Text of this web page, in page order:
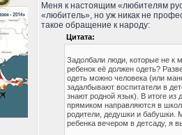
Меня к настоящим «любителям
«любитель», но уж никак не
такое обращение к народу:
Цитата:
Задолбали люди, которые не к
ребенок её должен одеть?
одеть можно человека (или
задалбывают воспитатели в
знают родной язык). В итоге
прямиком направляются в
родители, дедушки и бабушки.
ребенка вечером в детсаду, я